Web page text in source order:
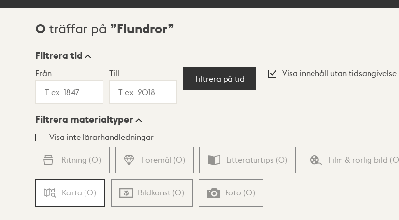
Sökresultat
0 träffar på Flundror
Visningsläge
Lista Karta
Filtrera tid
Från Till
Filtrera på tid
Visa innehåll utan tidsangivelse
Filtrera materialtyper
Visa inte lärarhandledningar
Ritning (0) Föremål (0) Litteraturtips (0) Film & rörlig bild (0
Karta (0) Bildkonst (0) Foto (0)